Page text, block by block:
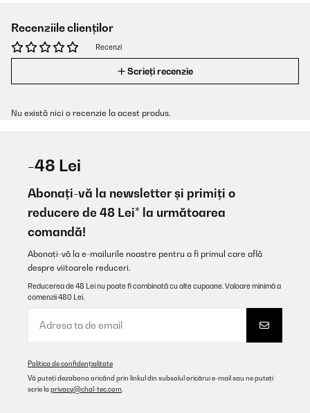
Recenziile clienților
Recenzi
Scrieți recenzie
Nu există nici o recenzie la acest produs.
-48 Lei
Abonați-vă la newsletter și primiți o
reducere de 48 Lei* la următoarea
comandă!
Abonați-vă la e-mailurile noastre pentru a fi primul care află
despre viitoarele reduceri.
Reducerea de 48 Lei nu poate fi combinată cu alte cupoane. Valoare minimă a
comenzii 480 Lei.
Politica de confidențialitate
Vă puteți dezabona oricând prin linkul din subsolul oricărui e-mail sau ne puteți
scrie la privacy@chal-tec.com